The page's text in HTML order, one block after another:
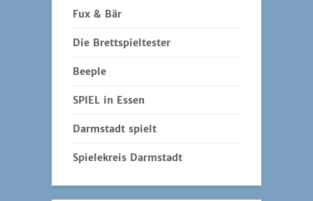
Fux & Bär
Die Brettspieltester
Beeple
SPIEL in Essen
Darmstadt spielt
Spielekreis Darmstadt